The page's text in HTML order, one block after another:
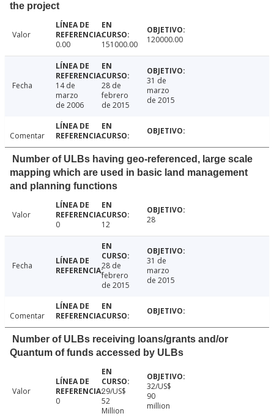
the project
Valor
0.00
151000.00 120000.00
Fecha
14 de
marzo
de 2006
28 de
febrero
de 2015
31 de
marzo
de 2015
Comentar
Number of ULBs having geo-referenced, large scale
mapping which are used in basic land management
and planning functions
Valor
0
12 28
Fecha
28 de
febrero
de 2015
31 de
marzo
de 2015
Comentar
Number of ULBs receiving loans/grants and/or
Quantum of funds accessed by ULBs
Valor
0
29/US$
52
Million
32/US$
90
million